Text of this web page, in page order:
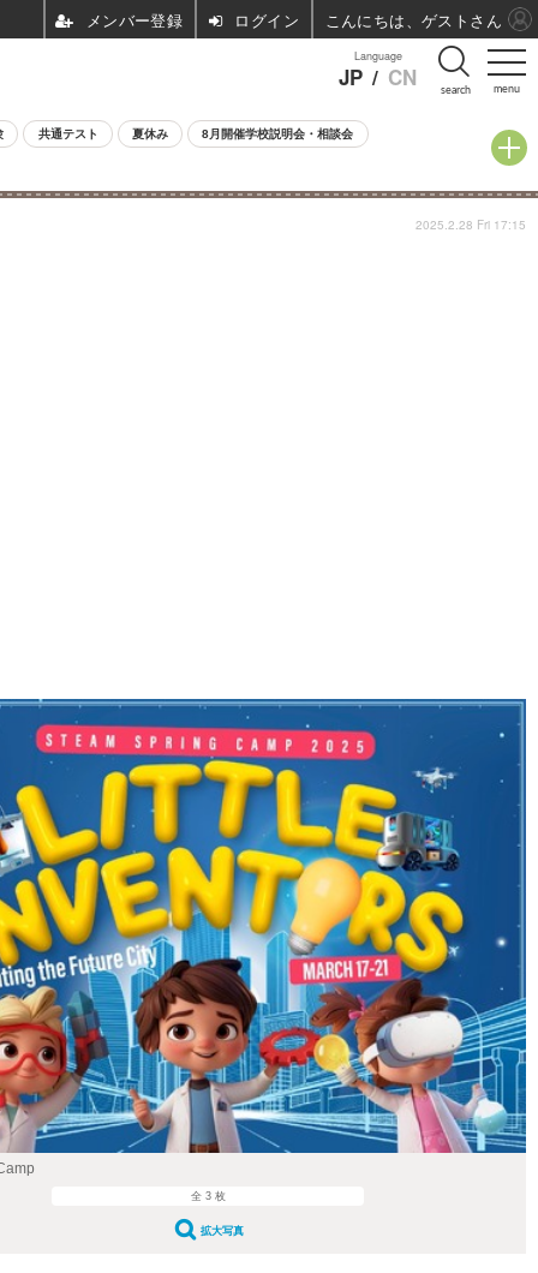
menu
Language
JP / CN search
共通テスト 夏休み 8月開催学校説明会・相談会
2025.2.28 Fri 17:15
全 3 枚
拡大写真
ログイン こんにちは、ゲストさん